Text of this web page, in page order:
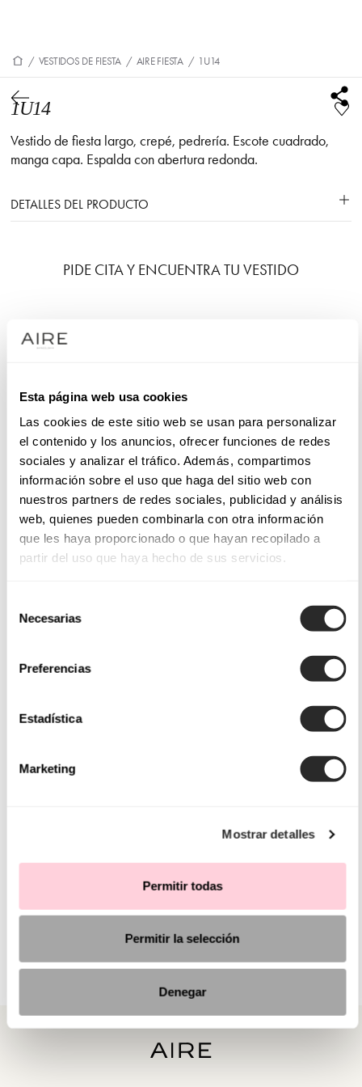
Esta página web usa cookies
Las cookies de este sitio web se usan para personalizar
el contenido y los anuncios, ofrecer funciones de redes
sociales y analizar el tráfico. Además, compartimos
información sobre el uso que haga del sitio web con
nuestros partners de redes sociales, publicidad y análisis
web, quienes pueden combinarla con otra información
que les haya proporcionado o que hayan recopilado a
partir del uso que haya hecho de sus servicios.
Necesarias
Preferencias
Estadística
Marketing
Mostrar detalles
Permitir todas
Permitir la selección
Denegar
/ VESTIDOS DE FIESTA / AIRE FIESTA / 1U14
1U14
Vestido de fiesta largo, crepé, pedrería. Escote cuadrado,
manga capa. Espalda con abertura redonda.
DETALLES DEL PRODUCTO
PIDE CITA Y ENCUENTRA TU VESTIDO